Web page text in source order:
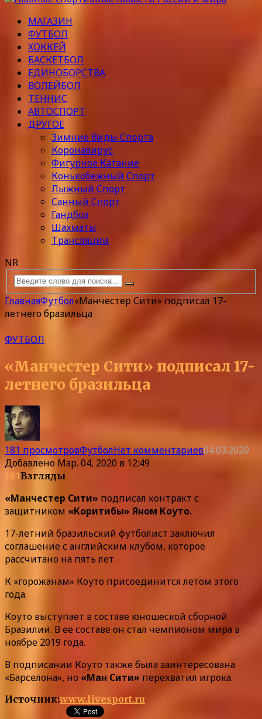
МАГАЗИН
ФУТБОЛ
ХОККЕЙ
БАСКЕТБОЛ
ЕДИНОБОРСТВА
ВОЛЕЙБОЛ
ТЕННИС
АВТОСПОРТ
ДРУГОЕ
Зимние Виды Спорта
Коронавирус
Фигурное Катание
Конькобежный Спорт
Лыжный Спорт
Санный Спорт
Гандбол
Шахматы
Трансляции
NR
ГлавнаяФутбол«Манчестер Сити» подписал 17-
летнего бразильца
ФУТБОЛ
«Манчестер Сити» подписал 17-
летнего бразильца
181 просмотровФутболНет комментариев04.03.2020
Добавлено Мар. 04, 2020 в 12:49
181Взгляды
«Манчестер Сити» подписал контракт с
защитником «Коритибы» Яном Коуто.
17-летний бразильский футболист заключил
соглашение с английским клубом, которое
рассчитано на пять лет.
К «горожанам» Коуто присоединится летом этого
года.
Коуто выступает в составе юношеской сборной
Бразилии. В ее составе он стал чемпионом мира в
ноябре 2019 года.
В подписании Коуто также была заинтересована
«Барселона», но «Ман Сити» перехватил игрока.
Источник:www.livesport.ru